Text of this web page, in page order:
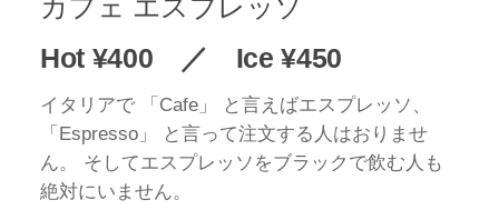
カフェ エスプレッソ
Hot ¥400 ／ Ice ¥450
イタリアで 「Cafe」 と言えばエスプレッソ、
「Espresso」 と言って注文する人はおりませ
ん。 そしてエスプレッソをブラックで飲む人も
絶対にいません。